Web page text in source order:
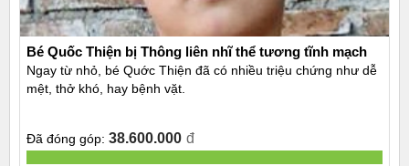
Bé Quốc Thiện bị Thông liên nhĩ thể tương tĩnh mạch
Ngay từ nhỏ, bé Quớc Thiện đã có nhiều triệu chứng như dễ
mệt, thở khó, hay bệnh vặt.
Đã đóng góp: 38.600.000 đ